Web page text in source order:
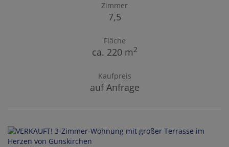
Zimmer
7,5
Fläche
ca. 220 m2
Kaufpreis
auf Anfrage